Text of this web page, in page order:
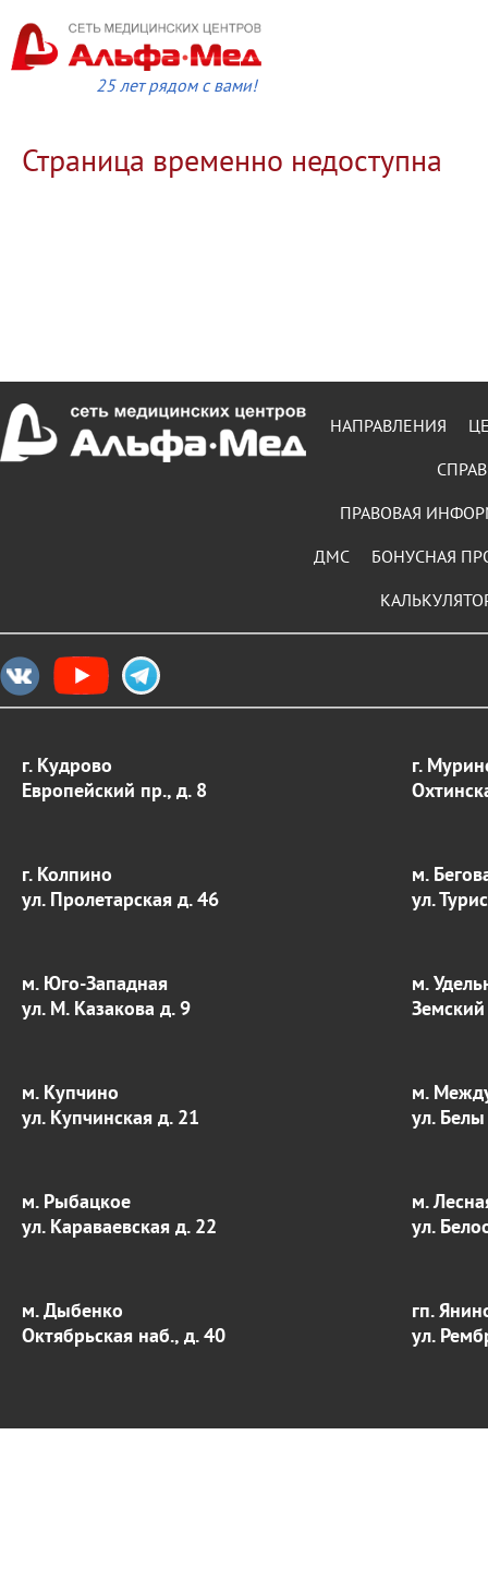
25 лет рядом с вами!
Страница временно недоступна
НАПРАВЛЕНИЯ
ПРАВОВАЯ
БОНУСНАЯ
ДМС
г. Кудрово
Европейский пр., д. 8
г.
г. Колпино
ул. Пролетарская д. 46
м.
ул.
м. Юго-Западная
ул. М. Казакова д. 9
м.
м. Купчино
ул. Купчинская д. 21
м.
ул.
м. Рыбацкое
ул. Караваевская д. 22
м.
ул.
м. Дыбенко
Октябрьская наб., д. 40
гп.
ул.